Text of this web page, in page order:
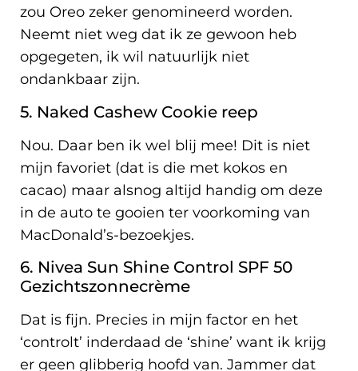
zou Oreo zeker genomineerd worden.
Neemt niet weg dat ik ze gewoon heb
opgegeten, ik wil natuurlijk niet
ondankbaar zijn.
5. Naked Cashew Cookie reep
Nou. Daar ben ik wel blij mee! Dit is niet
mijn favoriet (dat is die met kokos en
cacao) maar alsnog altijd handig om deze
in de auto te gooien ter voorkoming van
MacDonald’s-bezoekjes.
6. Nivea Sun Shine Control SPF 50
Gezichtszonnecrème
Dat is fijn. Precies in mijn factor en het
‘controlt’ inderdaad de ‘shine’ want ik krijg
er geen glibberig hoofd van. Jammer dat